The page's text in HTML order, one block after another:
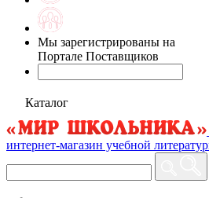
Мы зарегистрированы на
Портале Поставщиков
Каталог
интернет-магазин учебной